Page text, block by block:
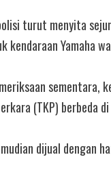
turut menyita
kendaraan Yamaha
sementara,
(TKP) berbeda
dijual dengan